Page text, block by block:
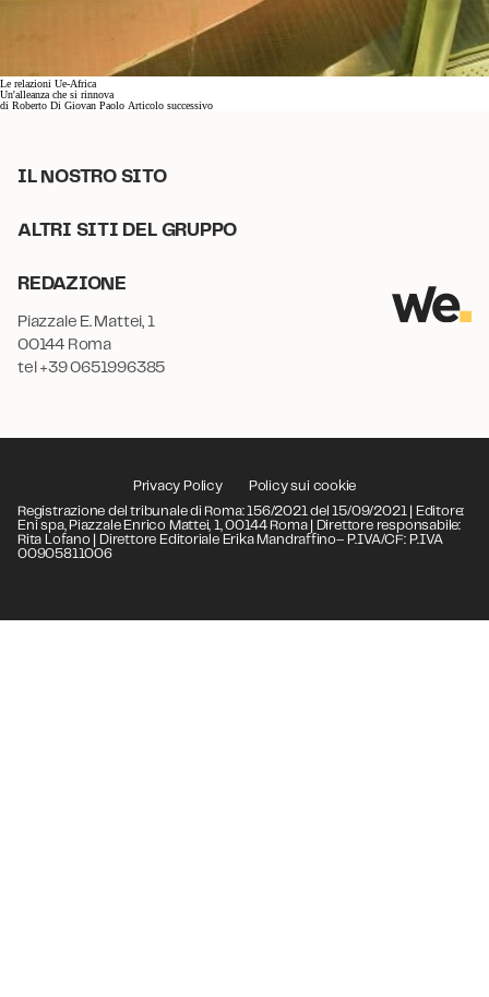
Le relazioni Ue-Africa
Un'alleanza che si rinnova
di Roberto Di Giovan Paolo Articolo successivo
IL NOSTRO SITO
ALTRI SITI DEL GRUPPO
REDAZIONE
Piazzale E. Mattei, 1
00144 Roma
tel +39 0651996385
Privacy Policy
Policy sui cookie
Registrazione del tribunale di Roma: 156/2021 del 15/09/2021 | Editore:
Eni spa, Piazzale Enrico Mattei, 1, 00144 Roma | Direttore responsabile:
Rita Lofano | Direttore Editoriale Erika Mandraffino– P.IVA/CF: P.IVA
00905811006